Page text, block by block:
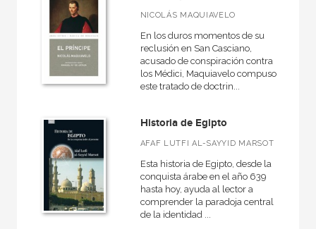
NICOLÁS MAQUIAVELO
En los duros momentos de su
reclusión en San Casciano,
acusado de conspiración contra
los Médici, Maquiavelo compuso
este tratado de doctrin...
Historia de Egipto
AFAF LUTFI AL-SAYYID MARSOT
Esta historia de Egipto, desde la
conquista árabe en el año 639
hasta hoy, ayuda al lector a
comprender la paradoja central
de la identidad ...